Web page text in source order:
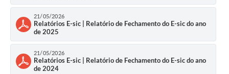
21/05/2026
Relatórios E-sic | Relatório de Fechamento do E-sic do ano
de 2025
21/05/2026
Relatórios E-sic | Relatório de Fechamento do E-sic do ano
de 2024